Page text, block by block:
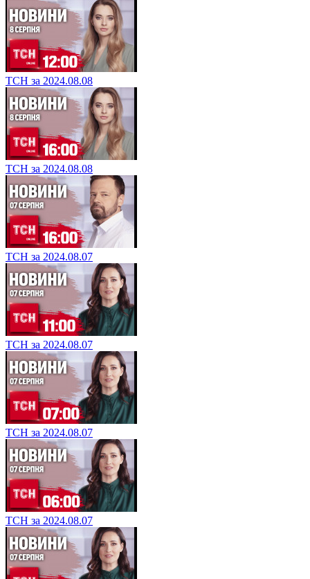
ТСН за 2024.08.08
ТСН за 2024.08.08
ТСН за 2024.08.07
ТСН за 2024.08.07
ТСН за 2024.08.07
ТСН за 2024.08.07